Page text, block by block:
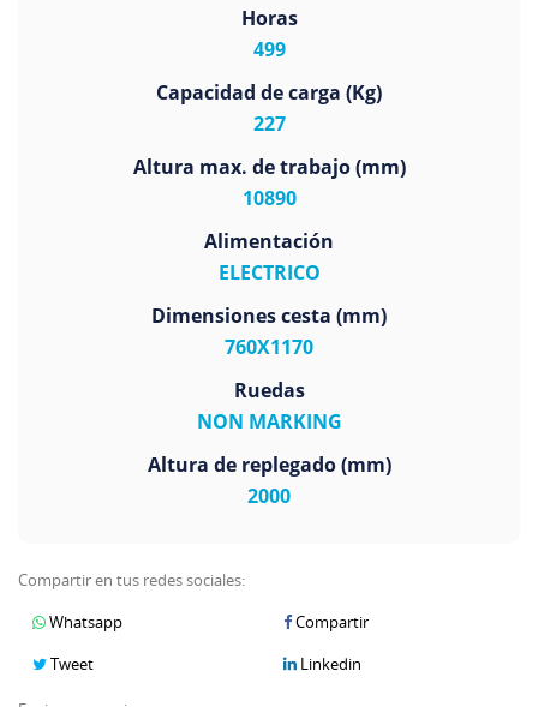
Horas
499
Capacidad de carga (Kg)
227
Altura max. de trabajo (mm)
10890
Alimentación
ELECTRICO
Dimensiones cesta (mm)
760X1170
Ruedas
NON MARKING
Altura de replegado (mm)
2000
Compartir en tus redes sociales:
Whatsapp
Compartir
Tweet
Linkedin